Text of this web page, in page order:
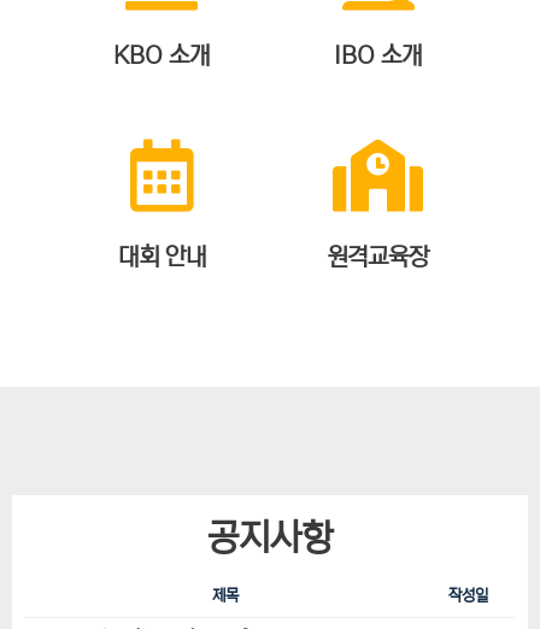
KBO 소개 IBO 소개
대회 안내 원격교육장
공지사항
제목 작성일